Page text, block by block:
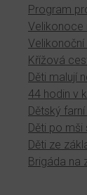
Program
Velikonoce
Křížová
Děti malují
44 hodin v
Dětský
Děti po mši
Děti ze
Brigáda na